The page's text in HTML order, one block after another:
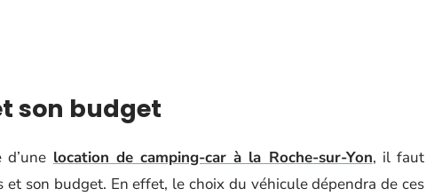
son budget
location de camping-car à la Roche-sur-Yon, il faut
et son budget. En effet, le choix du véhicule dépendra de ces